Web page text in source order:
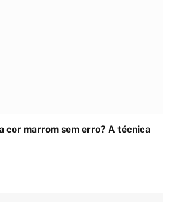
cor marrom sem erro? A técnica